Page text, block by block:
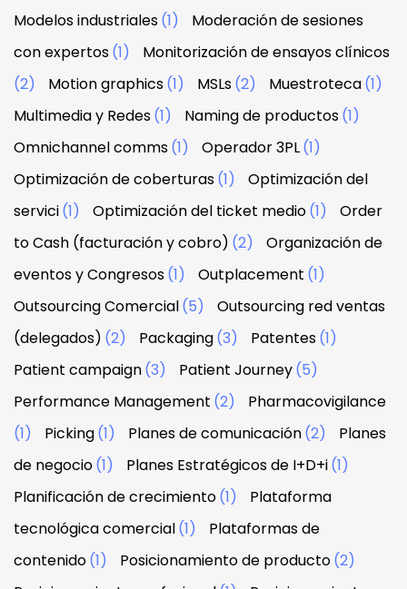
Modelos industriales(1)
Moderación de sesiones
con expertos(1)
Monitorización de ensayos clínicos
(2)
Motion graphics(1) MSLs(2) Muestroteca(1)
Multimedia y Redes(1) Naming de productos(1)
Omnichannel comms(1) Operador 3PL(1)
Optimización de coberturas(1)
Optimización del
servici(1) Optimización del ticket medio(1)
Order
to Cash (facturación y cobro) (2)
Organización de
eventos y Congresos(1) Outplacement (1)
Outsourcing Comercial(5)
Outsourcing red ventas
(delegados) (2) Packaging(3) Patentes(1)
Patient campaign(3) Patient Journey(5)
Performance Management (2)
Pharmacovigilance
(1)
Picking(1) Planes de comunicación(2)
Planes
de negocio(1) Planes Estratégicos de I+D+i(1)
Planificación de crecimiento(1)
Plataforma
tecnológica comercial(1)
Plataformas de
contenido(1) Posicionamiento de producto(2)